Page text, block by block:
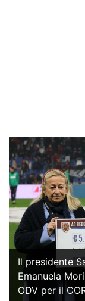
Il presidente
Emanuela
ODV per il